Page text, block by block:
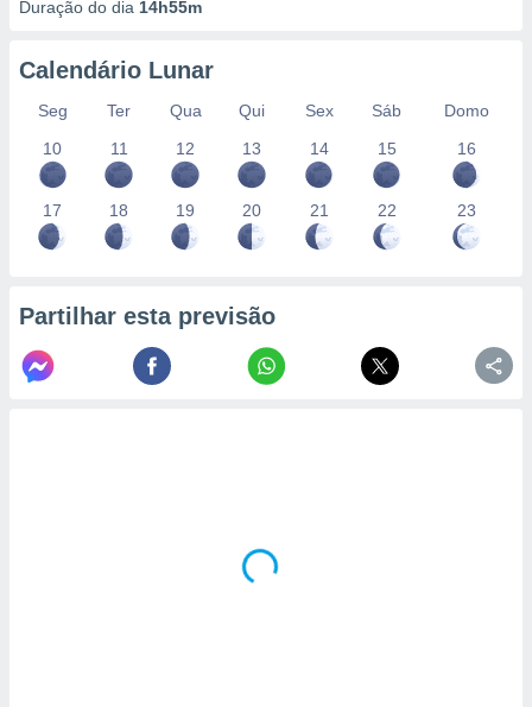
Duração do dia 14h55m
Calendário Lunar
Seg Ter Qua Qui Sex Sáb
Domo
10
11 12 13 14 15 16
17 18 19 20 21 22 23
Partilhar esta previsão